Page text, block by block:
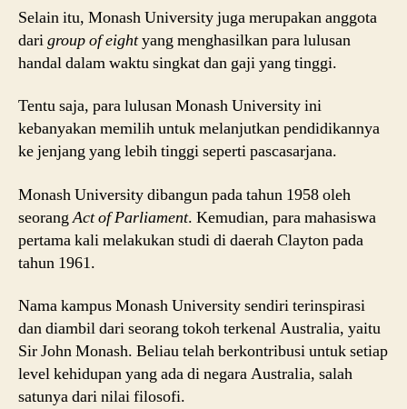
Selain itu, Monash University juga merupakan anggota
darigroup of eightyang menghasilkan para lulusan
handal dalam waktu singkat dan gaji yang tinggi.
Tentu saja, para lulusan Monash University ini
kebanyakan memilih untuk melanjutkan pendidikannya
ke jenjang yang lebih tinggi seperti pascasarjana.
Monash University dibangun pada tahun 1958 oleh
seorangAct of Parliament. Kemudian, para mahasiswa
pertama kali melakukan studi di daerah Clayton pada
tahun 1961.
Nama kampus Monash University sendiri terinspirasi
dan diambil dari seorang tokoh terkenal Australia, yaitu
Sir John Monash. Beliau telah berkontribusi untuk setiap
level kehidupan yang ada di negara Australia, salah
satunya dari nilai filosofi.